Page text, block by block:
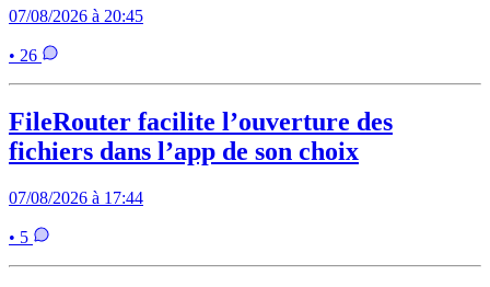
07/08/2026 à 20:45
• 26
FileRouter facilite l’ouverture des
fichiers dans l’app de son choix
07/08/2026 à 17:44
• 5